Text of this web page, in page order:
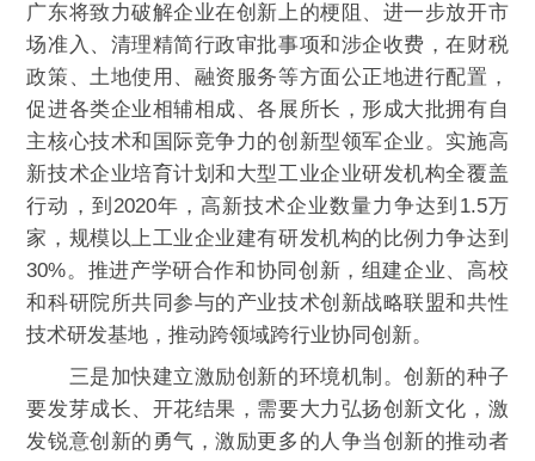
广东将致力破解企业在创新上的梗阻、进一步放开市
场准入、清理精简行政审批事项和涉企收费，在财税
政策、土地使用、融资服务等方面公正地进行配置，
促进各类企业相辅相成、各展所长，形成大批拥有自
主核心技术和国际竞争力的创新型领军企业。实施高
新技术企业培育计划和大型工业企业研发机构全覆盖
行动，到2020年，高新技术企业数量力争达到1.5万
家，规模以上工业企业建有研发机构的比例力争达到
30%。推进产学研合作和协同创新，组建企业、高校
和科研院所共同参与的产业技术创新战略联盟和共性
技术研发基地，推动跨领域跨行业协同创新。
三是加快建立激励创新的环境机制。创新的种子
要发芽成长、开花结果，需要大力弘扬创新文化，激
发锐意创新的勇气，激励更多的人争当创新的推动者